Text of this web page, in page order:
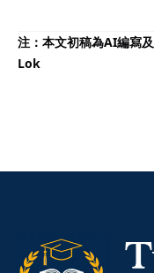
注：本文初稿為AI編寫
Lok